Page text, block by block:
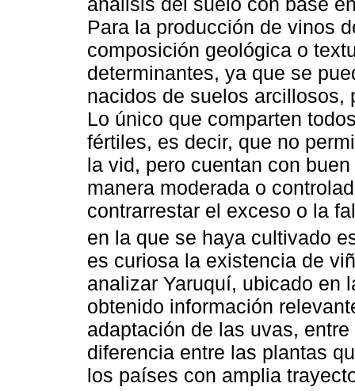
Para la producción de vinos
composición geológica o
determinantes, ya que se
nacidos de suelos arcillosos,
Lo único que comparten
fértiles, es decir, que no
la vid, pero cuentan con
manera moderada o
contrarrestar el exceso o la
en la que se haya cultivado
es curiosa la existencia de
analizar Yaruquí, ubicado en
obtenido información
adaptación de las uvas,
diferencia entre las plantas
los países con amplia